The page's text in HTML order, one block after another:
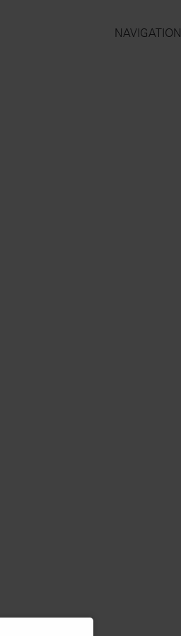
NAVIGATION